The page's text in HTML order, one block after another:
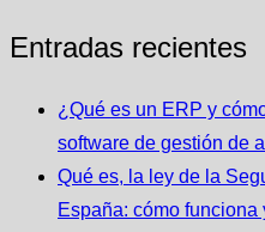
Entradas recientes
¿Qué es un ERP y
software de gestión de
Qué es, la ley de la
España: cómo